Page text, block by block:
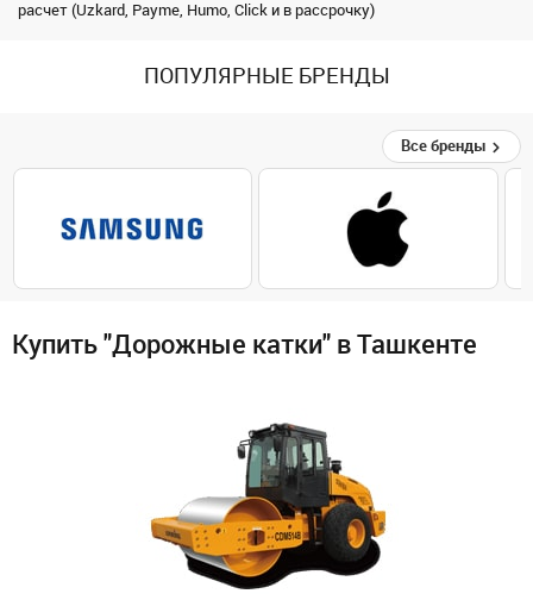
расчет (Uzkard, Payme, Humo, Click и в рассрочку)
ПОПУЛЯРНЫЕ БРЕНДЫ
Все бренды
Купить "Дорожные катки" в Ташкенте